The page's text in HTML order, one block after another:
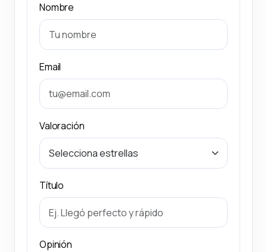
Nombre
Email
Valoración
Título
Opinión